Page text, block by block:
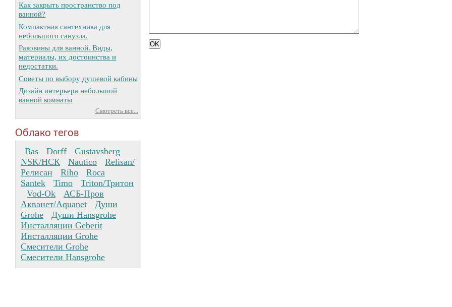
Как закрыть пространство под
ванной?
Компактная сантехника для
небольшого санузла.
Раковины для ванной. Виды,
материалы, их достоинства и
недостатки.
Советы по выбору душевой кабины
Дизайн интерьера небольшой
ванной комнаты
Смотреть все...
Облако тегов
Bas Dorff
Gustavsberg
NSK/НСК
Nautico
Relisan/
Релисан
Riho
Roca
Santek
Timo
Triton/Тритон
Vod-Ok
АСБ-Пров
Акванет/Aquanet
Души
Grohe
Души Hansgrohe
Инсталляции Geberit
Инсталляции Grohe
Смесители Grohe
Смесители Hansgrohe